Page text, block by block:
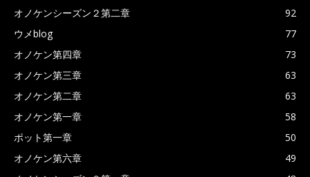
オノケンシーズン２第二章
92
ウメblog
77
オノケン第四章
73
オノケン第三章
63
オノケン第二章
63
オノケン第一章
58
ポット第一章
50
オノケン第六章
49